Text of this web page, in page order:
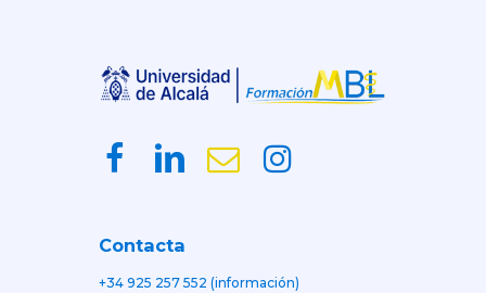
Contacta
+34 925 257 552 (información)